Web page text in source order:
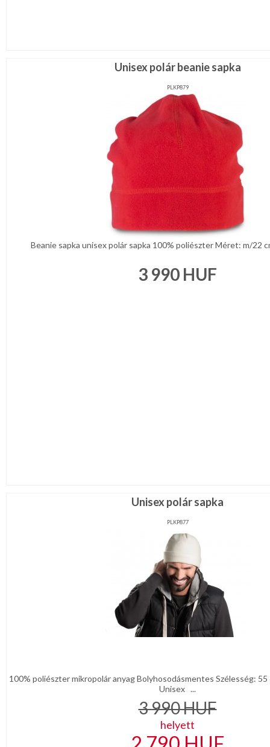
Unisex polár beanie sapka
PLKP879
Beanie sapka unisex polár sapka 100% poliészter Méret: m/22
3 990 HUF
Unisex polár sapka
PLKP877
100% poliészter mikropolár anyag Bolyhosodásmentes Szélesség: 55
Unisex ...
3 990HUF
helyett